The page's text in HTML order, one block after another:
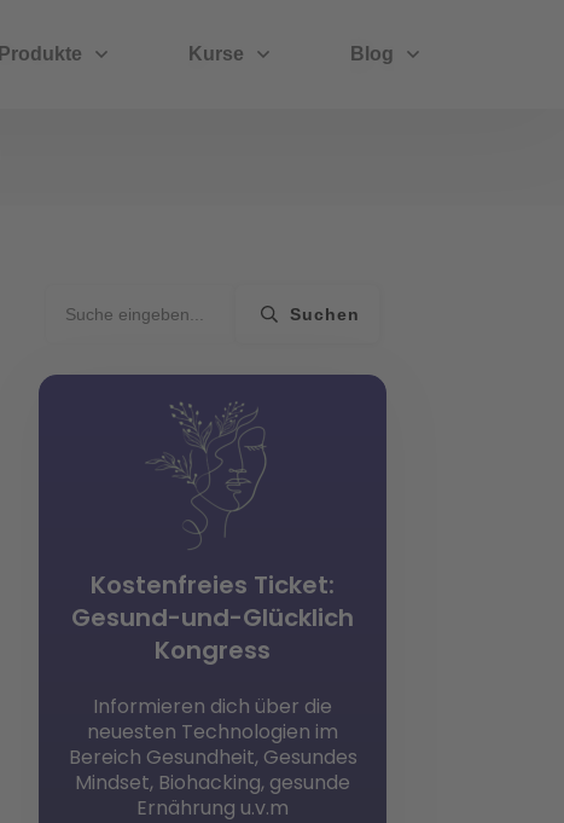
Produkte Kurse Blog
Suchen
Kostenfreies Ticket:
Gesund-und-Glücklich
Kongress
Informieren dich über die
neuesten Technologien im
Bereich Gesundheit, Gesundes
Mindset, Biohacking, gesunde
Ernährung u.v.m